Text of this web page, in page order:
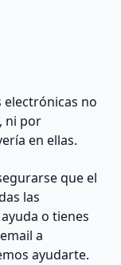
electrónicas no
ni por
en ellas.
que el
las
o tienes
a
ayudarte.